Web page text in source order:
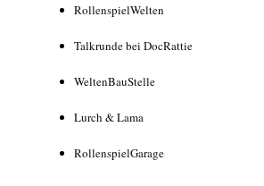
RollenspielWelten
Talkrunde bei DocRattie
WeltenBauStelle
Lurch & Lama
RollenspielGarage